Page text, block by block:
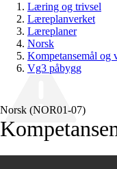
Læring og trivsel
Læreplanverket
Læreplaner
Norsk
Kompetansemål og
Vg3 påbygg
Norsk (NOR01‑07)